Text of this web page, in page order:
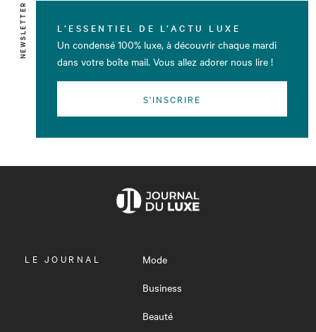
NEWSLETTER L’ESSENTIEL DE L’ACTU LUXE
Un condensé 100% luxe, à découvrir chaque mardi
dans votre boîte mail. Vous allez adorer nous lire !
S'INSCRIRE
OUVRIR
LE JOURNAL
Mode
Business
Beauté